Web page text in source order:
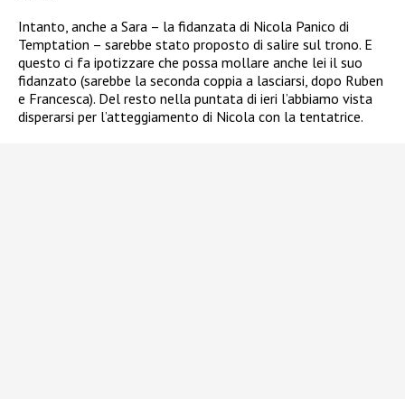
Intanto, anche a Sara – la fidanzata di Nicola Panico di
Temptation – sarebbe stato proposto di salire sul trono. E
questo ci fa ipotizzare che possa mollare anche lei il suo
fidanzato (sarebbe la seconda coppia a lasciarsi, dopo Ruben
e Francesca). Del resto nella puntata di ieri l’abbiamo vista
disperarsi per l’atteggiamento di Nicola con la tentatrice.